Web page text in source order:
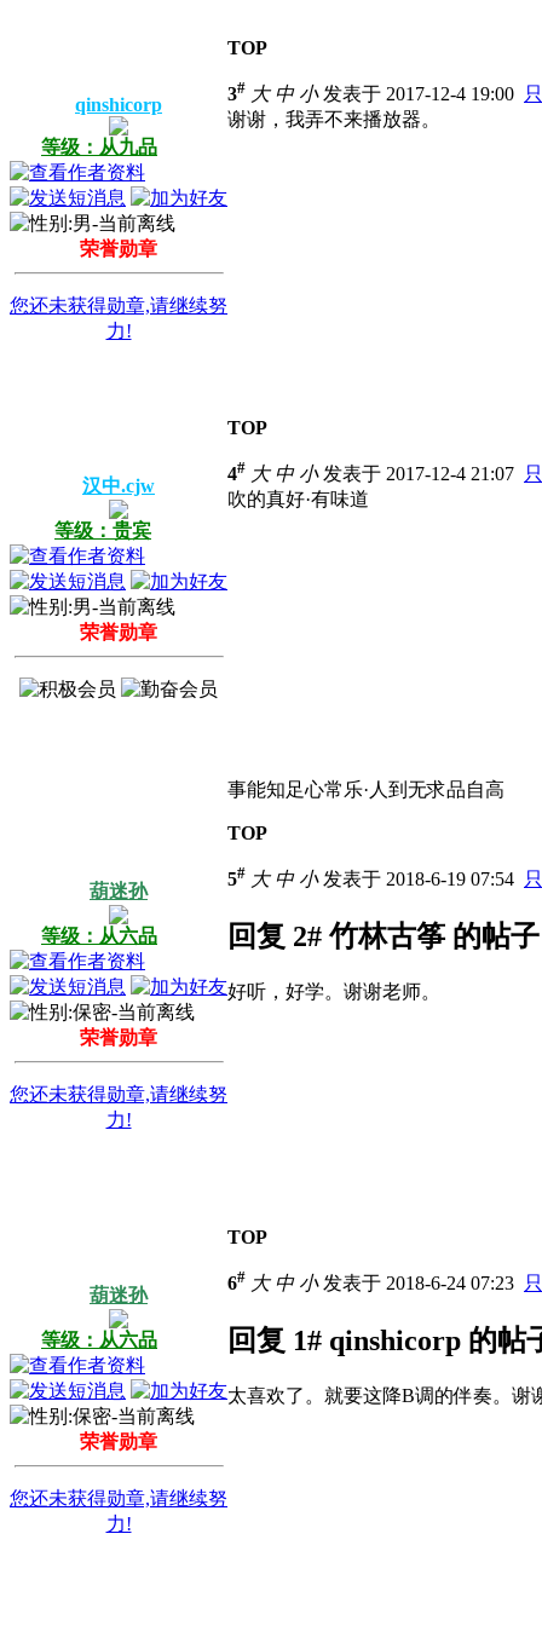
TOP
qinshicorp
等级：从九品
荣誉勋章
您还未获得勋章,请继续努
力!
3# 大 中 小发表于 2017-12-4 19:00
谢谢，我弄不来播放器。
TOP
汉中.cjw
等级：贵宾
荣誉勋章
4# 大 中 小发表于 2017-12-4 21:07
吹的真好·有味道
事能知足心常乐·人到无求品自高
TOP
葫迷孙
等级：从六品
荣誉勋章
您还未获得勋章,请继续努
力!
5# 大 中 小发表于 2018-6-19 07:54
回复 2# 竹林古筝 的帖子
好听，好学。谢谢老师。
TOP
葫迷孙
等级：从六品
荣誉勋章
您还未获得勋章,请继续努
力!
6# 大 中 小发表于 2018-6-24 07:23
回复 1# qinshicorp 的帖
太喜欢了。就要这降B调的伴奏。谢